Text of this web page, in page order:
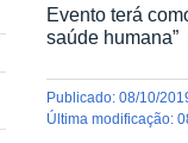
Evento terá
saúde humana”
publicado:08/10/
última modificação: